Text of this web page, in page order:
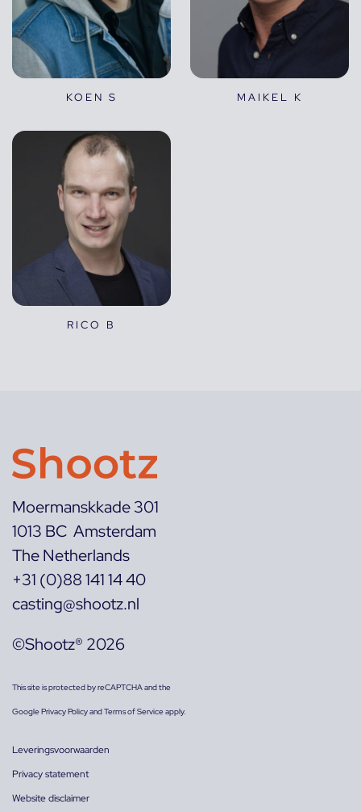
KOEN S MAIKEL K
RICO B
Moermanskkade 301
1013 BC Amsterdam
The Netherlands
+31 (0)88 141 14 40
casting@shootz.nl
©Shootz® 2026
This site is protected by reCAPTCHA and the
GooglePrivacy PolicyandTerms of Serviceapply.
Leveringsvoorwaarden
Privacy statement
Website disclaimer